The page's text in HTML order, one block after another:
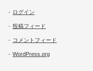
ログイン
投稿フィード
コメントフィード
WordPress.org